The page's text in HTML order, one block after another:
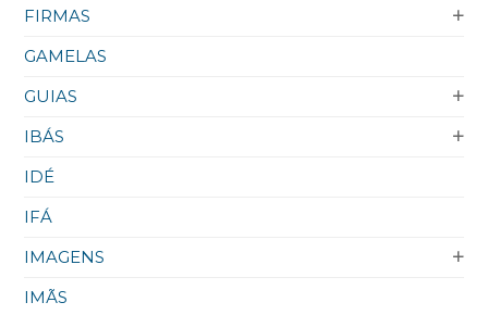
FIRMAS
GAMELAS
GUIAS
IBÁS
IDÉ
IFÁ
IMAGENS
IMÃS